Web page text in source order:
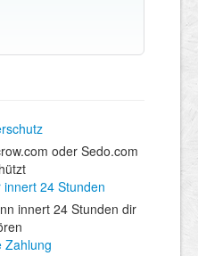
oder Sedo.com
innert 24 Stunden dir